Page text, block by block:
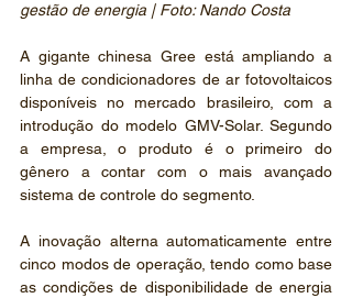
gestão de energia | Foto: Nando Costa
A gigante chinesa Gree está ampliando a
linha de condicionadores de ar fotovoltaicos
disponíveis no mercado brasileiro, com a
introdução do modelo GMV-Solar. Segundo
a empresa, o produto é o primeiro do
gênero a contar com o mais avançado
sistema de controle do segmento.
A inovação alterna automaticamente entre
cinco modos de operação, tendo como base
as condições de disponibilidade de energia